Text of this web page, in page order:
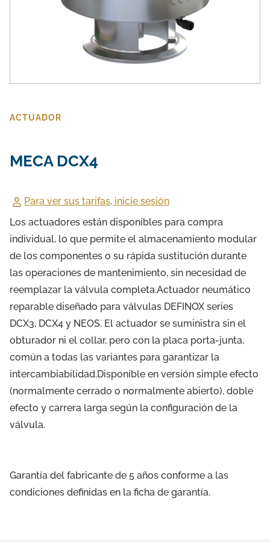
ACTUADOR
MECA DCX4
Para ver sus tarifas, inicie sesión
Los actuadores están disponibles para compra
individual, lo que permite el almacenamiento modular
de los componentes o su rápida sustitución durante
las operaciones de mantenimiento, sin necesidad de
reemplazar la válvula completa.Actuador neumático
reparable diseñado para válvulas DEFINOX series
DCX3, DCX4 y NEOS. El actuador se suministra sin el
obturador ni el collar, pero con la placa porta-junta,
común a todas las variantes para garantizar la
intercambiabilidad.Disponible en versión simple efecto
(normalmente cerrado o normalmente abierto), doble
efecto y carrera larga según la configuración de la
válvula.
Garantía del fabricante de 5 años conforme a las
condiciones definidas en la ficha de garantía.